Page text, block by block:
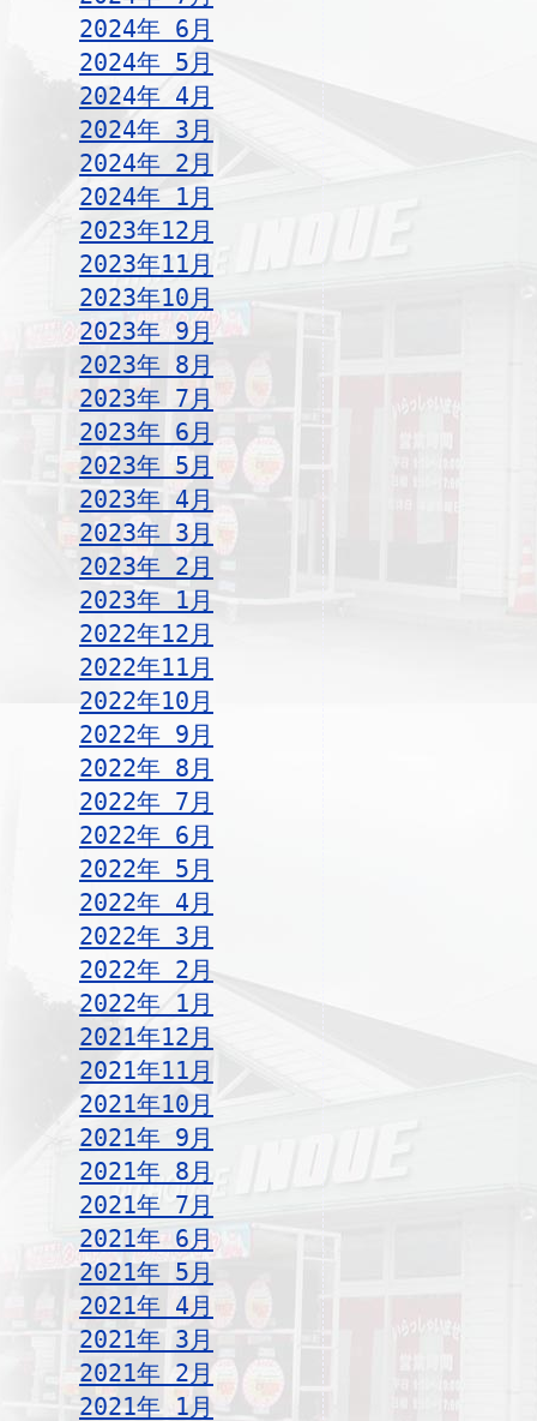
2024年 6月
2024年 5月
2024年 4月
2024年 3月
2024年 2月
2024年 1月
2023年12月
2023年11月
2023年10月
2023年 9月
2023年 8月
2023年 7月
2023年 6月
2023年 5月
2023年 4月
2023年 3月
2023年 2月
2023年 1月
2022年12月
2022年11月
2022年10月
2022年 9月
2022年 8月
2022年 7月
2022年 6月
2022年 5月
2022年 4月
2022年 3月
2022年 2月
2022年 1月
2021年12月
2021年11月
2021年10月
2021年 9月
2021年 8月
2021年 7月
2021年 6月
2021年 5月
2021年 4月
2021年 3月
2021年 2月
2021年 1月